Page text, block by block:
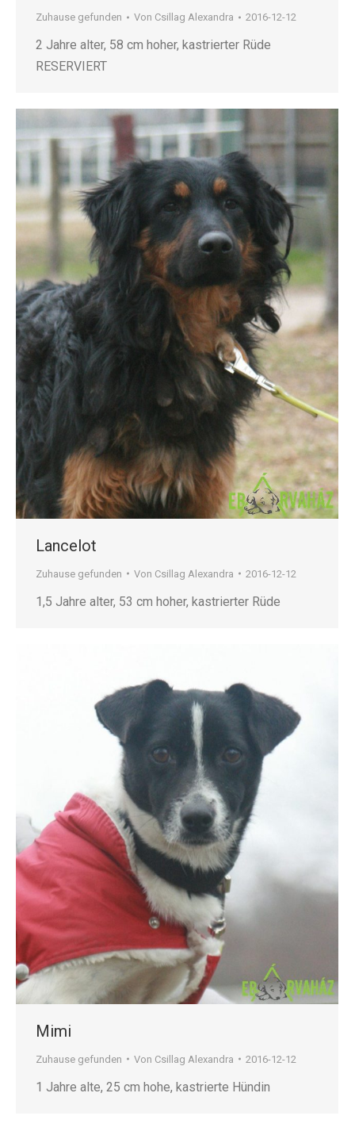
Zuhause gefunden Von Csillag Alexandra 2016-12-12
2 Jahre alter, 58 cm hoher, kastrierter Rüde
RESERVIERT
Lancelot
Zuhause gefunden Von Csillag Alexandra 2016-12-12
1,5 Jahre alter, 53 cm hoher, kastrierter Rüde
Mimi
Zuhause gefunden Von Csillag Alexandra 2016-12-12
1 Jahre alte, 25 cm hohe, kastrierte Hündin